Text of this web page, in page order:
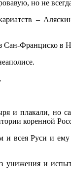
но не
–
Сан-Франциско в
и плакали, но
коренной
всея Руси и ему
унижения и